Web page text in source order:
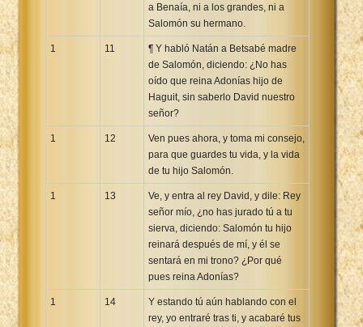
a Benaía, ni a los grandes, ni a
Salomón su hermano.
1 11
¶ Y habló Natán a Betsabé madre
de Salomón, diciendo: ¿No has
oído que reina Adonías hijo de
Haguit, sin saberlo David nuestro
señor?
1 12
Ven pues ahora, y toma mi consejo,
para que guardes tu vida, y la vida
de tu hijo Salomón.
1 13
Ve, y entra al rey David, y dile: Rey
señor mío, ¿no has jurado tú a tu
sierva, diciendo: Salomón tu hijo
reinará después de mí, y él se
sentará en mi trono? ¿Por qué
pues reina Adonías?
1 14
Y estando tú aún hablando con el
rey, yo entraré tras ti, y acabaré tus